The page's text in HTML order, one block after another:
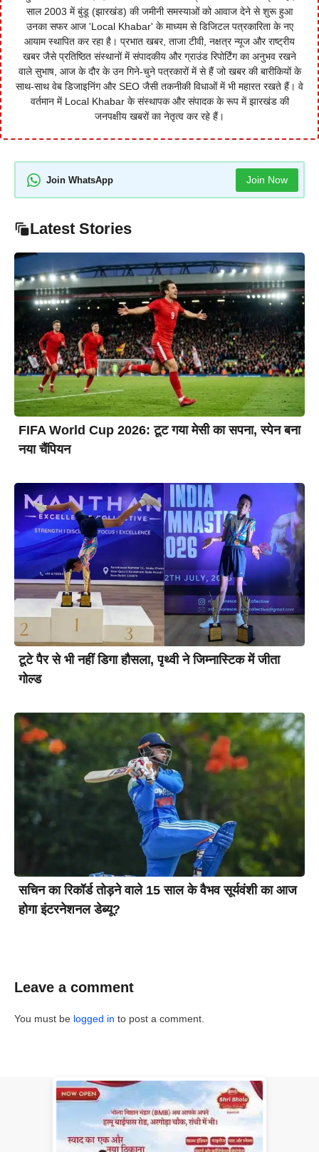
साल 2003 में बुंडू (झारखंड) की जमीनी समस्याओं को आवाज देने से शुरू हुआ
उनका सफर आज 'Local Khabar' के माध्यम से डिजिटल पत्रकारिता के नए
आयाम स्थापित कर रहा है। प्रभात खबर, ताजा टीवी, नक्षत्र न्यूज और राष्ट्रीय
खबर जैसे प्रतिष्ठित संस्थानों में संपादकीय और ग्राउंड रिपोर्टिंग का अनुभव रखने
वाले सुभाष, आज के दौर के उन गिने-चुने पत्रकारों में से हैं जो खबर की बारीकियों के
साथ-साथ वेब डिजाइनिंग और SEO जैसी तकनीकी विधाओं में भी महारत रखते हैं। वे
वर्तमान में Local Khabar के संस्थापक और संपादक के रूप में झारखंड की
जनपक्षीय खबरों का नेतृत्व कर रहे हैं।
Join WhatsApp Join Now
Latest Stories
FIFA World Cup 2026: टूट गया मेसी का सपना, स्पेन बना
नया चैंपियन
टूटे पैर से भी नहीं डिगा हौसला, पृथ्वी ने जिम्नास्टिक में जीता
गोल्ड
सचिन का रिकॉर्ड तोड़ने वाले 15 साल के वैभव सूर्यवंशी का आज
होगा इंटरनेशनल डेब्यू?
Leave a comment
You must be logged in to post a comment.